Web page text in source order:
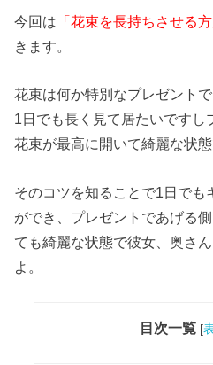
今回は 「花束を長持ちさせる方
きます。
花束は何か特別なプレゼントで
1日でも長く見て居たいですし
花束が最高に開いて綺麗な状
そのコツを知ることで1日でも
ができ、プレゼントであげる
ても綺麗な状態で彼女、奥さ
よ。
目次一覧 [